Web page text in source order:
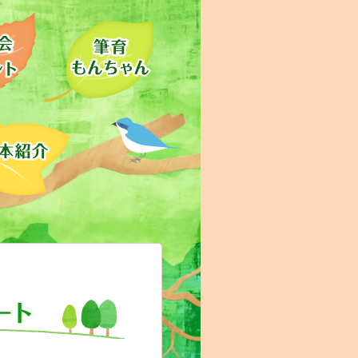
講演会・イベント 筆育もんちゃん
ポート 絵本紹介
コッコ・サンのニュース&リポート